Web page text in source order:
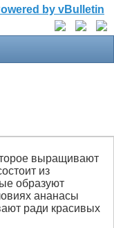
выращивают
из
образуют
ананасы
ради красивых